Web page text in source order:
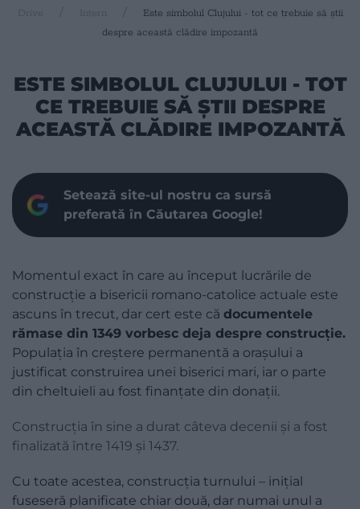
Drive
Este simbolul Clujului - tot ce trebuie să știi
despre această clădire impozantă
ESTE SIMBOLUL CLUJULUI - TOT
CE TREBUIE SĂ ȘTII DESPRE
ACEASTĂ CLĂDIRE IMPOZANTĂ
Setează site-ul nostru ca sursă
preferată în Căutarea Google!
Momentul exact în care au început lucrările de
construcție a bisericii romano-catolice actuale este
ascuns în trecut, dar cert este că documentele
rămase din 1349 vorbesc deja despre construcție.
Populația în creștere permanentă a orașului a
justificat construirea unei biserici mari, iar o parte
din cheltuieli au fost finanțate din donații.
Construcția în sine a durat câteva decenii și a fost
finalizată între 1419 și 1437.
Cu toate acestea, construcția turnului – inițial
fuseseră planificate chiar două, dar numai unul a